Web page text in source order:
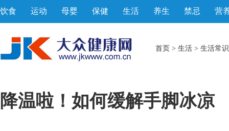
饮食 运动 母婴 保健 生活 养生 禁忌 营
首页 > 生活 > 生活常识
降温啦！如何缓解手脚冰凉